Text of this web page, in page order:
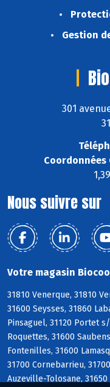
Gestion
301
Coordonnées
Nous suivre sur
Votre magasin
31810 Venerque, 31810
31600 Seysses, 31860
Pinsaguel, 31120 Portet
Roquettes, 31600
Fontenilles, 31600
31700 Cornebarrieu,
Auzeville-Tolosane, 31650